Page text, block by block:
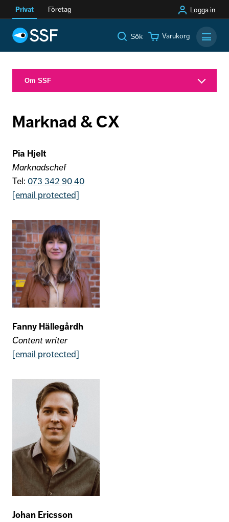
Privat Företag Logga in
Sök Varukorg
Om SSF
Marknad & CX
Pia Hjelt
Marknadschef
Tel: 073 342 90 40
[email protected]
Fanny Hällegårdh
Content writer
[email protected]
Johan Ericsson